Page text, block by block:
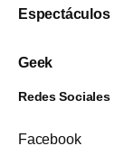
Espectáculos
Geek
Redes Sociales
Facebook